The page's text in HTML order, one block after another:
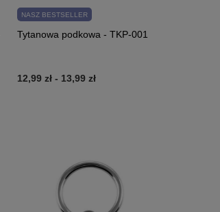
NASZ BESTSELLER
Tytanowa podkowa - TKP-001
12,99 zł - 13,99 zł